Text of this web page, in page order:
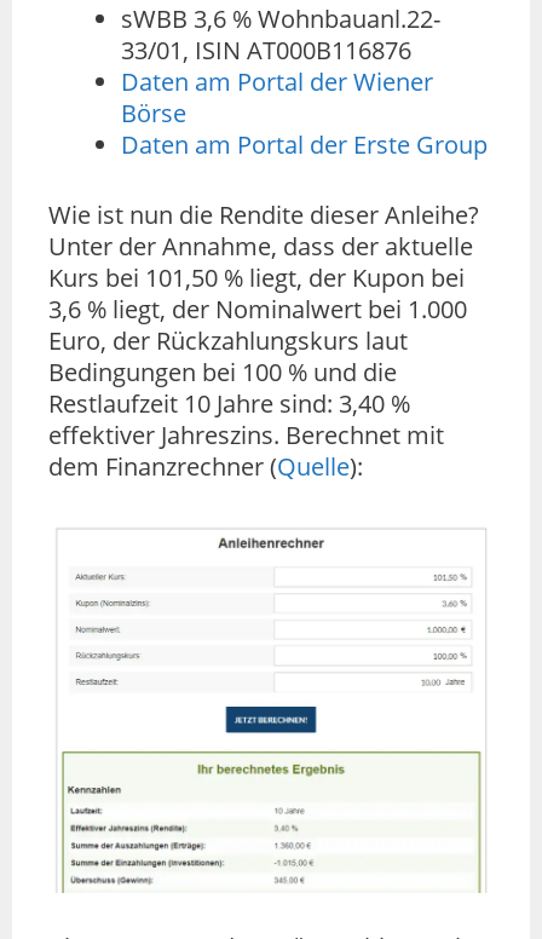
sWBB 3,6 % Wohnbauanl.22-
33/01, ISIN AT000B116876
Daten am Portal der Wiener
Börse
Daten am Portal der Erste Group
Wie ist nun die Rendite dieser Anleihe?
Unter der Annahme, dass der aktuelle
Kurs bei 101,50 % liegt, der Kupon bei
3,6 % liegt, der Nominalwert bei 1.000
Euro, der Rückzahlungskurs laut
Bedingungen bei 100 % und die
Restlaufzeit 10 Jahre sind: 3,40 %
effektiver Jahreszins. Berechnet mit
dem Finanzrechner (Quelle):